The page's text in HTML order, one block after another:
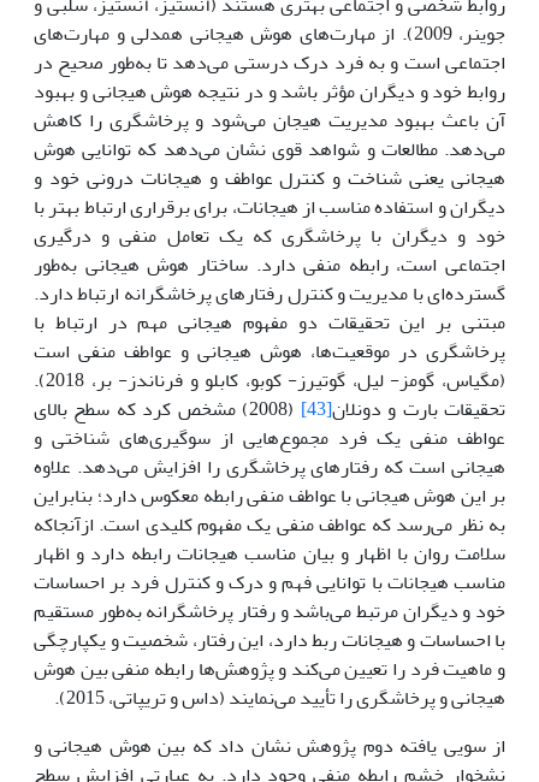
جوینر، 2009). از مهارت‌های هوش هیجانی همدلی و مهارت‌های
اجتماعی است و به فرد درک درستی می‌دهد تا به‌طور صحیح در
روابط خود و دیگران مؤثر باشد و در نتیجه هوش هیجانی و بهبود
آن باعث بهبود مدیریت هیجان می‌شود و پرخاشگری را کاهش
می‌دهد. مطالعات و شواهد قوی نشان می‌دهد که توانایی هوش
هیجانی یعنی شناخت و کنترل عواطف و هیجانات درونی خود و
دیگران و استفاده مناسب از هیجانات، برای برقراری ارتباط بهتر با
خود و دیگران با پرخاشگری که یک تعامل منفی و درگیری
اجتماعی است، رابطه منفی دارد. ساختار هوش هیجانی به‌طور
گسترده‌ای با مدیریت و کنترل رفتارهای پرخاشگرانه ارتباط دارد.
مبتنی بر این تحقیقات دو مفهوم هیجانی مهم در ارتباط با
پرخاشگری در موقعیت‌ها، هوش هیجانی و عواطف منفی است
(مگیاس، گومز- لیل، گوتیرز- کوبو، کابلو و فرناندز- بر، 2018).
تحقیقات بارت و دونلان[43]
(2008) مشخص کرد که سطح بالای
عواطف منفی یک فرد مجموع‌هایی از سوگیری‌های شناختی و
هیجانی است که رفتارهای پرخاشگری را افزایش می‌دهد. علاوه
بر این هوش هیجانی با عواطف منفی رابطه معکوس دارد؛ بنابراین
به نظر می‌رسد که عواطف منفی یک مفهوم کلیدی است. ازآنجاکه
سلامت روان با اظهار و بیان مناسب هیجانات رابطه دارد و اظهار
مناسب هیجانات با توانایی فهم و درک و کنترل فرد بر احساسات
خود و دیگران مرتبط می‌باشد و رفتار پرخاشگرانه به‌طور مستقیم
با احساسات و هیجانات ربط دارد، این رفتار، شخصیت و یکپارچگی
و ماهیت فرد را تعیین می‌کند و پژوهش‌ها رابطه منفی بین هوش
هیجانی و پرخاشگری را تأیید می‌نمایند (داس و تریپاتی، 2015).
از سویی یافته دوم پژوهش نشان داد که بین هوش هیجانی و
نشخوار خشم رابطه منفی وجود دارد. به عبارتی افزایش سطح